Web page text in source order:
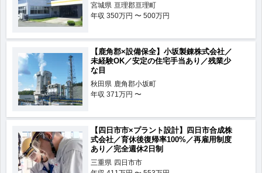
宮城県 亘理郡亘理町
年収 350万円 〜 500万円
【鹿角郡×設備保全】小坂製錬株式会社／
未経験OK／安定の住宅手当あり／残業少
な目
秋田県 鹿角郡小坂町
年収 371万円 〜
【四日市市×プラント設計】四日市合成株
式会社／育休後復帰率100%／再雇用制度
あり／完全週休2日制
三重県 四日市市